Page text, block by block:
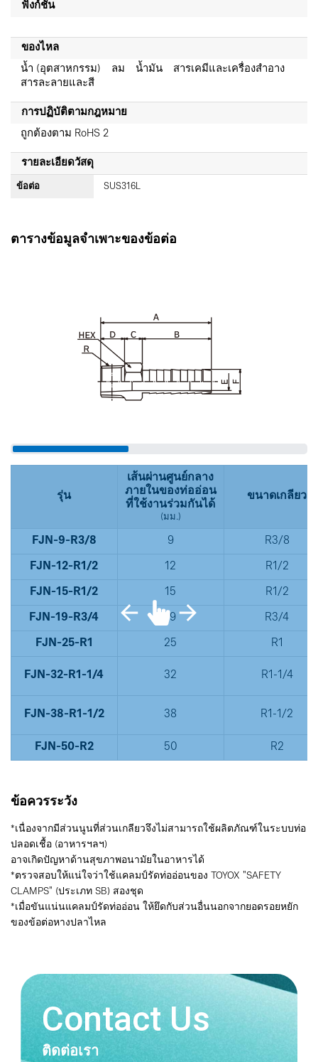
ฟังก์ชัน
ของไหล
น้ำ (อุตสาหกรรม) ลม น้ำมัน สารเคมีและเครื่องสำอาง
สารละลายและสี
การปฏิบัติตามกฎหมาย
ถูกต้องตาม RoHS 2
รายละเอียดวัสดุ
ข้อต่อ SUS316L
ตารางข้อมูลจำเพาะของข้อต่อ
รุ่น
เส้นผ่านศูนย์กลาง
ภายในของท่ออ่อน
ที่ใช้งานร่วมกันได้
(มม.)
ขนาดเกลียว
FJN-9-R3/8 9 R3/8
FJN-12-R1/2 12 R1/2
FJN-15-R1/2 15 R1/2
FJN-19-R3/4 19 R3/4
FJN-25-R1 25 R1
FJN-32-R1-1/4 32 R1-1/4
FJN-38-R1-1/2 38 R1-1/2
FJN-50-R2 50 R2
ข้อควรระวัง
*เนื่องจากมีส่วนนูนที่ส่วนเกลียวจึงไม่สามารถใช้ผลิตภัณฑ์ในระบบท่อ
ปลอดเชื้อ (อาหารฯลฯ)
อาจเกิดปัญหาด้านสุขภาพอนามัยในอาหารได้
*ตรวจสอบให้แน่ใจว่าใช้แคลมป์รัดท่ออ่อนของ TOYOX "SAFETY
CLAMPS" (ประเภท SB) สองชุด
*เมื่อขันแน่นแคลมป์รัดท่ออ่อน ให้ยึดกับส่วนอื่นนอกจากยอดรอยหยัก
ของข้อต่อหางปลาไหล
Contact Us
ติดต่อเรา